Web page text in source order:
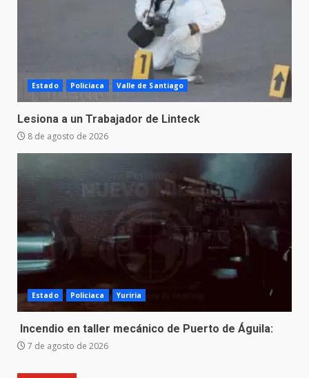
Estado Policiaca Valle de Santiago
Lesiona a un Trabajador de Linteck
8 de agosto de 2026
Estado Policiaca Yuriria
Incendio en taller mecánico de Puerto de Águila:
7 de agosto de 2026